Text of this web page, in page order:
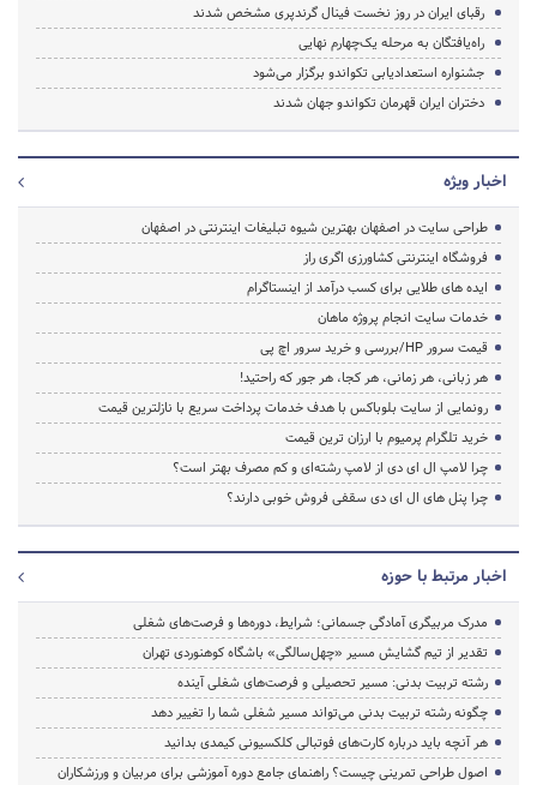
رقبای ایران در روز نخست فینال گرندپری مشخص شدند
راه‌یافتگان به مرحله یک‌چهارم نهایی
جشنواره استعدادیابی تکواندو برگزار می‌شود
دختران ایران قهرمان تکواندو جهان شدند
اخبار ویژه
طراحی سایت در اصفهان بهترین شیوه تبلیغات اینترنتی در اصفهان
فروشگاه اینترنتی کشاورزی اگری راز
ایده های طلایی برای کسب درآمد از اینستاگرام
خدمات سایت انجام پروژه ماهان
قیمت سرور HP/بررسی و خرید سرور اچ پی
هر زبانی، هر زمانی، هر کجا، هر جور که راحتید!
رونمایی از سایت بلوباکس با هدف خدمات پرداخت سریع با نازلترین قیمت
خرید تلگرام پرمیوم با ارزان ترین قیمت
چرا لامپ ال ای دی از لامپ رشته‌ای و کم مصرف بهتر است؟
چرا پنل های ال ای دی سقفی فروش خوبی دارند؟
اخبار مرتبط با حوزه
مدرک مربیگری آمادگی جسمانی؛ شرایط، دوره‌ها و فرصت‌های شغلی
تقدیر از تیم گشایش مسیر «چهل‌سالگی» باشگاه کوهنوردی تهران
رشته تربیت بدنی: مسیر تحصیلی و فرصت‌های شغلی آینده
چگونه رشته تربیت بدنی می‌تواند مسیر شغلی شما را تغییر دهد
هر آنچه باید درباره کارت‌های فوتبالی کلکسیونی کیمدی بدانید
اصول طراحی تمرینی چیست؟ راهنمای جامع دوره آموزشی برای مربیان و ورزشکاران